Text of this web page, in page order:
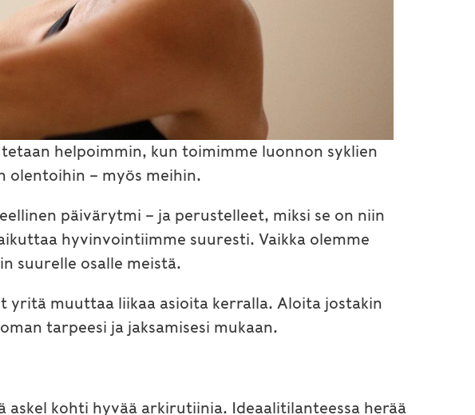
helpoimmin, kun toimimme luonnon syklien
olentoihin – myös meihin.
päivärytmi – ja perustelleet, miksi se on niin
hyvinvointiimme suuresti. Vaikka olemme
suurelle osalle meistä.
yritä muuttaa liikaa asioita kerralla. Aloita jostakin
tarpeesi ja jaksamisesi mukaan.
kohti hyvää arkirutiinia. Ideaalitilanteessa herää